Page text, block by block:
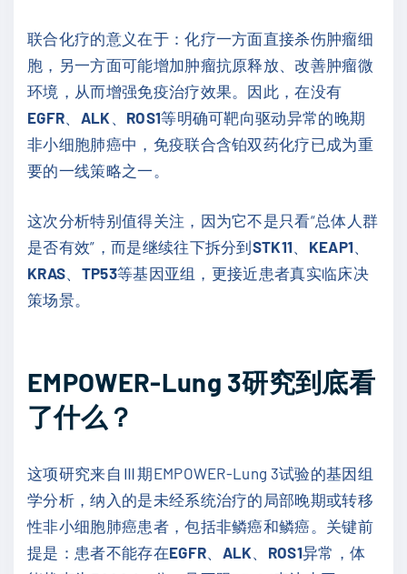
联合化疗的意义在于：化疗一方面直接杀伤肿瘤细
胞，另一方面可能增加肿瘤抗原释放、改善肿瘤微
环境，从而增强免疫治疗效果。因此，在没有
EGFR、 ALK 、 ROS1等明确可靶向驱动异常的晚期
非小细胞肺癌中，免疫联合含铂双药化疗已成为重
要的一线策略之一。
这次分析特别值得关注，因为它不是只看“总体人群
是否有效”，而是继续往下拆分到STK11 KEAP1
KRAS
TP53等基因亚组，更接近患者真实临床决
策场景。
EMPOWER-Lung 3研究到底看
了什么？
这项研究来自Ⅲ期EMPOWER-Lung 3试验的基因组
学分析，纳入的是未经系统治疗的局部晚期或转移
性非小细胞肺癌患者，包括非鳞癌和鳞癌。关键前
提是：患者不能存在EGFR、 ALK、 ROS1异常，体